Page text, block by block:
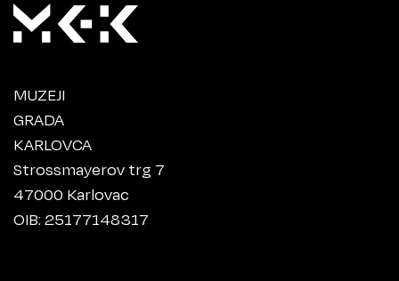
MUZEJI
GRADA
KARLOVCA
Strossmayerov trg 7
47000 Karlovac
OIB: 25177148317